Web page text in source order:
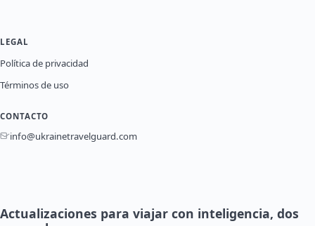
LEGAL
Política de privacidad
Términos de uso
CONTACTO
info@ukrainetravelguard.com
Actualizaciones para viajar con inteligencia, dos